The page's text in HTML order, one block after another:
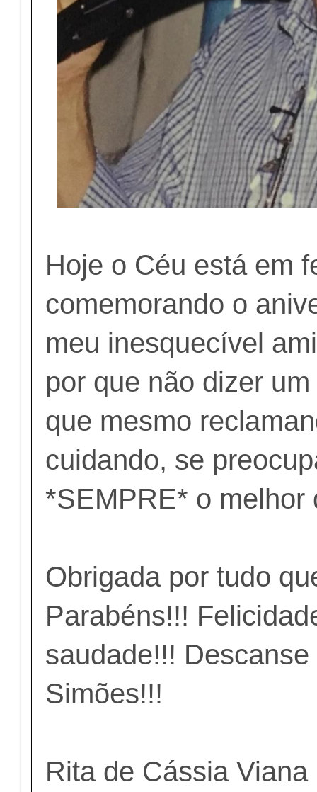
Hoje o Céu está em
comemorando o
meu inesquecível
por que não dizer
que mesmo
cuidando, se
*SEMPRE* o melhor
Obrigada por tudo
Parabéns!!!
saudade!!!
Simões!!!
Rita de Cássia Viana